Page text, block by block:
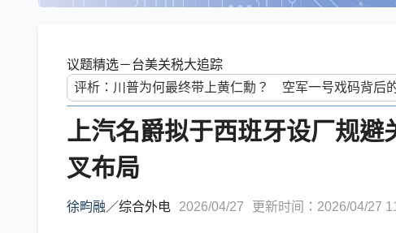
议题精选－台美关税大追踪
上汽名爵拟于西班牙设厂规
叉布局
徐畇融 ／综合外电 2026/04/27 更新时间：2026/04/27